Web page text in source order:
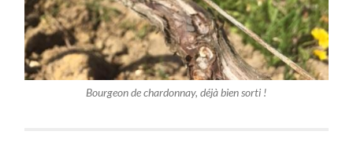
Bourgeon de chardonnay, déjà bien sorti !